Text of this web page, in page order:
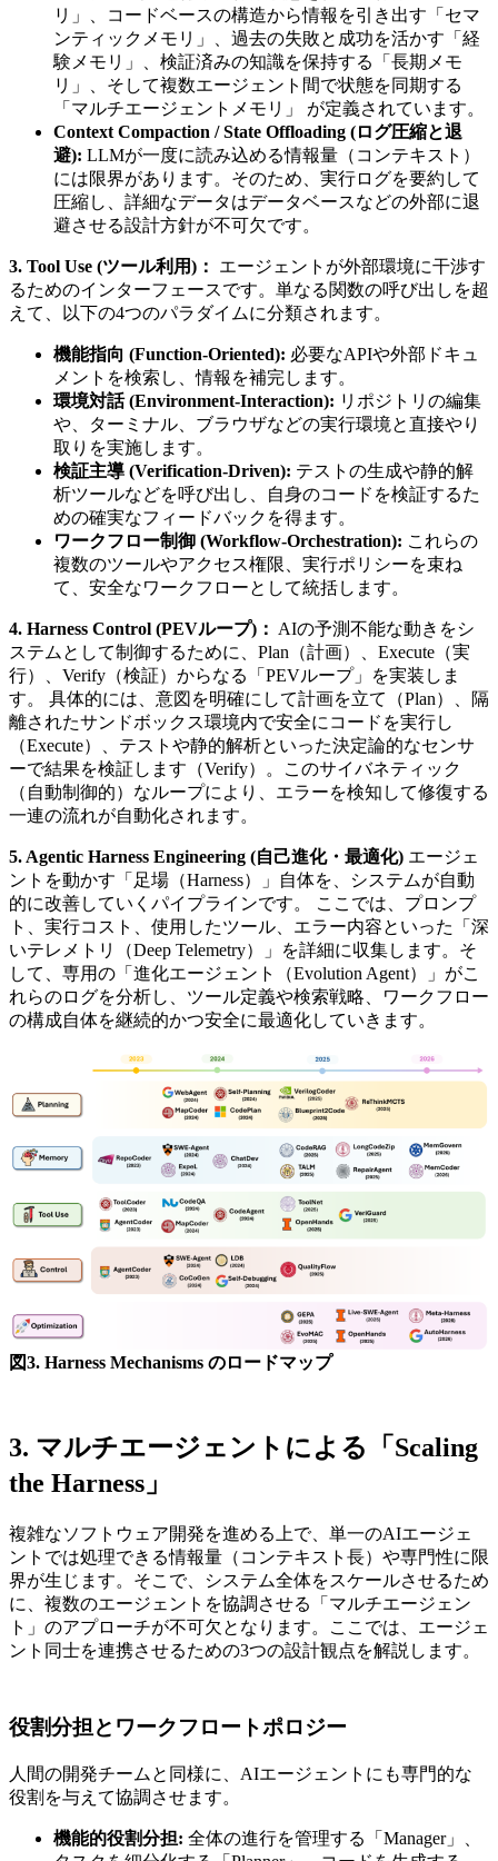
リ」、コードベースの構造から情報を引き出す「セマ
ンティックメモリ」、過去の失敗と成功を活かす「経
験メモリ」、検証済みの知識を保持する「長期メモ
リ」、そして複数エージェント間で状態を同期する
「マルチエージェントメモリ」 が定義されています。
Context Compaction / State Offloading (ログ圧縮と退
避): LLMが一度に読み込める情報量（コンテキスト）
には限界があります。そのため、実行ログを要約して
圧縮し、詳細なデータはデータベースなどの外部に退
避させる設計方針が不可欠です。
3. Tool Use (ツール利用)：
エージェントが外部環境に干渉す
るためのインターフェースです。単なる関数の呼び出しを超
えて、以下の4つのパラダイムに分類されます。
機能指向 (Function-Oriented): 必要なAPIや外部ドキュ
メントを検索し、情報を補完します。
環境対話 (Environment-Interaction): リポジトリの編集
や、ターミナル、ブラウザなどの実行環境と直接やり
取りを実施します。
検証主導 (Verification-Driven): テストの生成や静的解
析ツールなどを呼び出し、自身のコードを検証するた
めの確実なフィードバックを得ます。
ワークフロー制御 (Workflow-Orchestration): これらの
複数のツールやアクセス権限、実行ポリシーを束ね
て、安全なワークフローとして統括します。
4. Harness Control (PEVループ)： AIの予測不能な動きをシ
ステムとして制御するために、Plan（計画）、Execute（実
行）、Verify（検証）からなる「PEVループ」を実装しま
す。 具体的には、意図を明確にして計画を立て（Plan）、隔
離されたサンドボックス環境内で安全にコードを実行し
（Execute）、テストや静的解析といった決定論的なセンサ
ーで結果を検証します（Verify）。このサイバネティック
（自動制御的）なループにより、エラーを検知して修復する
一連の流れが自動化されます。
5. Agentic Harness Engineering (自己進化・最適化) エージェ
ントを動かす「足場（Harness）」自体を、システムが自動
的に改善していくパイプラインです。 ここでは、プロンプ
ト、実行コスト、使用したツール、エラー内容といった「深
いテレメトリ（Deep Telemetry）」を詳細に収集します。そ
して、専用の「進化エージェント（Evolution Agent）」がこ
れらのログを分析し、ツール定義や検索戦略、ワークフロー
の構成自体を継続的かつ安全に最適化していきます。
図3. Harness Mechanisms のロードマップ
3. マルチエージェントによる「Scaling
the Harness」
複雑なソフトウェア開発を進める上で、単一のAIエージェ
ントでは処理できる情報量（コンテキスト長）や専門性に限
界が生じます。そこで、システム全体をスケールさせるため
に、複数のエージェントを協調させる「マルチエージェン
ト」のアプローチが不可欠となります。ここでは、エージェ
ント同士を連携させるための3つの設計観点を解説します。
役割分担とワークフロートポロジー
人間の開発チームと同様に、AIエージェントにも専門的な
役割を与えて協調させます。
機能的役割分担: 全体の進行を管理する「Manager」、